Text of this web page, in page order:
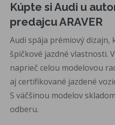
Kúpte si Audi u
predajcu ARAVER
Audi spája prémiový dizajn,
špičkové jazdné vlastnosti.
naprieč celou modelovou
aj certifikované jazdené
S väčšinou modelov
odberu.